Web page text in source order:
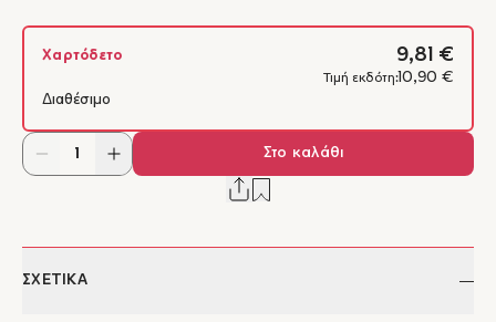
Χαρτόδετο 9,81 €
Τιμή εκδότη: 10,90 €
Διαθέσιμο
Στο καλάθι
ΣΧΕΤΙΚΑ